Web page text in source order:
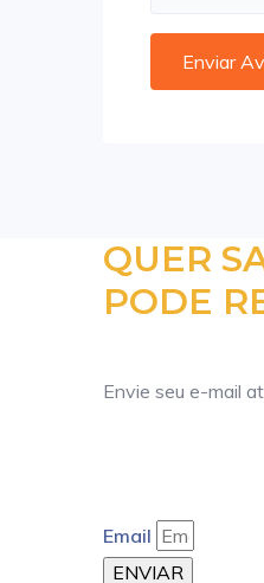
QUER
PODE
Envie seu e-mail
Email
ENVIAR